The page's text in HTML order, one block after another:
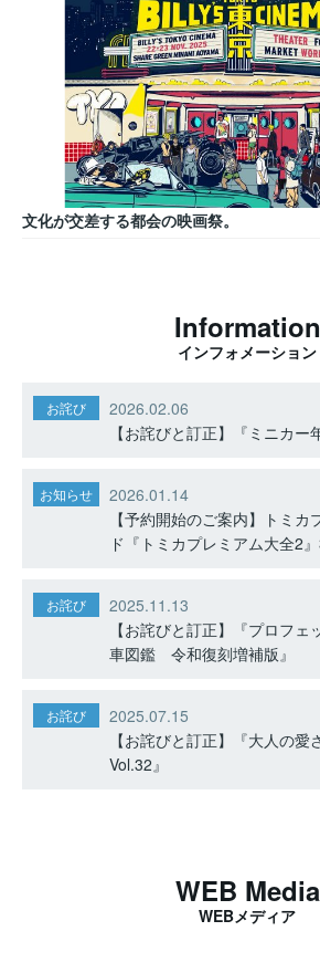
文化が交差する都会の映画祭。
Information
インフォメーション
お詫び
2026.02.06
【お詫びと訂正】『ミニカー
お知らせ
2026.01.14
【予約開始のご案内】トミカ
ド『トミカプレミアム大全2
お詫び
2025.11.13
【お詫びと訂正】『プロフ
車図鑑 令和復刻増補版』
お詫び
2025.07.15
【お詫びと訂正】『大人の愛
Vol.32』
WEB Media
WEBメディア